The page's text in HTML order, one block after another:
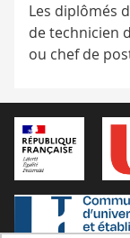
Les diplômés
de technicien
ou chef de